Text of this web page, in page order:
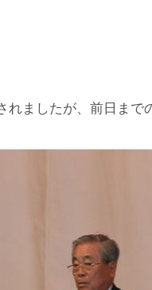
ましたが、前日まで